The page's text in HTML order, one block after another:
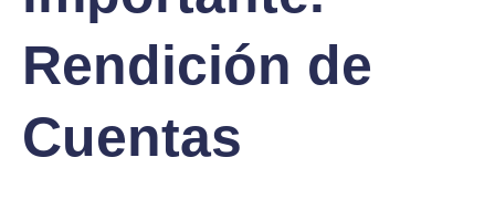
Rendición de
Cuentas